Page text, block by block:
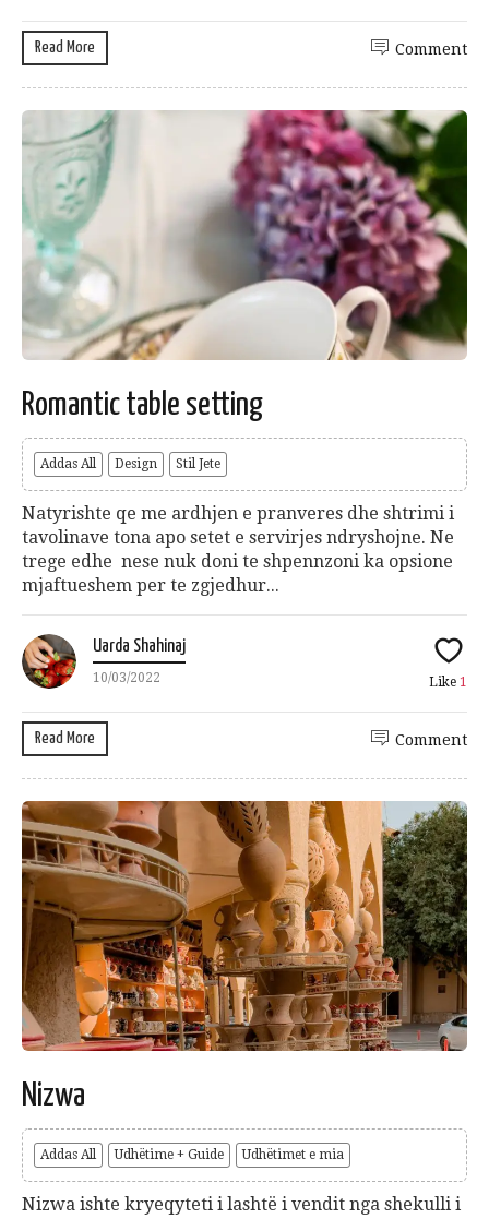
Read More Comment
Romantic table setting
Addas All Design Stil Jete
Natyrishte qe me ardhjen e pranveres dhe shtrimi i
tavolinave tona apo setet e servirjes ndryshojne. Ne
trege edhe nese nuk doni te shpennzoni ka opsione
mjaftueshem per te zgjedhur...
Uarda Shahinaj
10/03/2022 Like 1
Read More Comment
Nizwa
Addas All Udhëtime + Guide Udhëtimet e mia
Nizwa ishte kryeqyteti i lashtë i vendit nga shekulli i